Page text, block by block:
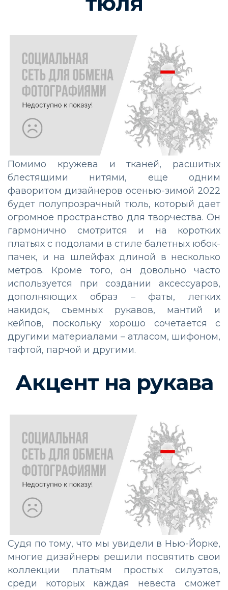
Помимо кружева и тканей, расшитых
блестящими нитями, еще одним
фаворитом дизайнеров осенью-зимой 2022
будет полупрозрачный тюль, который дает
огромное пространство для творчества. Он
гармонично смотрится и на коротких
платьях с подолами в стиле балетных юбок-
пачек, и на шлейфах длиной в несколько
метров. Кроме того, он довольно часто
используется при создании аксессуаров,
дополняющих образ – фаты, легких
накидок, съемных рукавов, мантий и
кейпов, поскольку хорошо сочетается с
другими материалами – атласом, шифоном,
тафтой, парчой и другими.
Акцент на рукава
Судя по тому, что мы увидели в Нью-Йорке,
многие дизайнеры решили посвятить свои
коллекции платьям простых силуэтов,
среди которых каждая невеста сможет